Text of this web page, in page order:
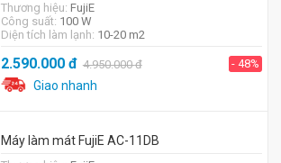
Thương hiệu: FujiE
Công suất: 100 W
Diện tích làm lạnh: 10-20 m2
2.590.000đ 4.950.000đ - 48%
Giao nhanh
Máy làm mát FujiE AC-11DB